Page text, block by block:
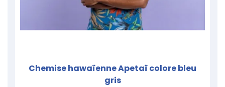
Chemise hawaïenne Apetaï colore bleu
gris